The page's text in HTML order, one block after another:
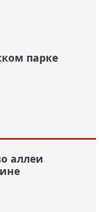
парке
аллеи